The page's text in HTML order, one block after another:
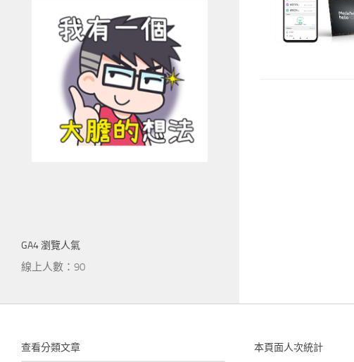
GA4 瀏覽人氣
線上人數：90
查看分類文章 本頁面人次統計